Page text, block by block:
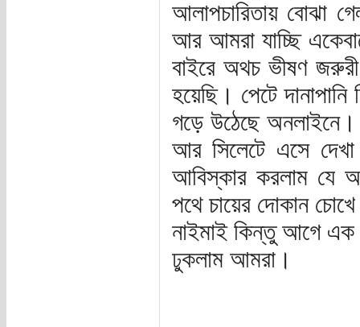
আলাপচারিতায় বোঝা
আর আমরা যাচ্ছি
বাইরে অথচ ভীষণ
হয়েছি। পেটে
গড়ে উঠেছে
আর সিলেটে এসে
আবিস্কার করলাম যে
পথে চায়ের দোকান
নাইমাই কিন্তু আগে এক
ঢুকলাম আমরা।